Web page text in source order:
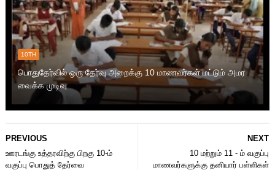
10TH
பொதுதேர்வில் ஒரு தேர்வு அறைக்கு 10 மாணவர்கள் மட்டும் அமர
வைக்க முடிவு
NEXT
10 மற்றும் 11 - ம் வகுப்பு
மாணவர்களுக்கு தனியார் பள்ளிகள்
PREVIOUS
ஊரடங்கு உத்தரவிற்கு பிறகு 10-ம்
வகுப்பு பொதுத் தேர்வை